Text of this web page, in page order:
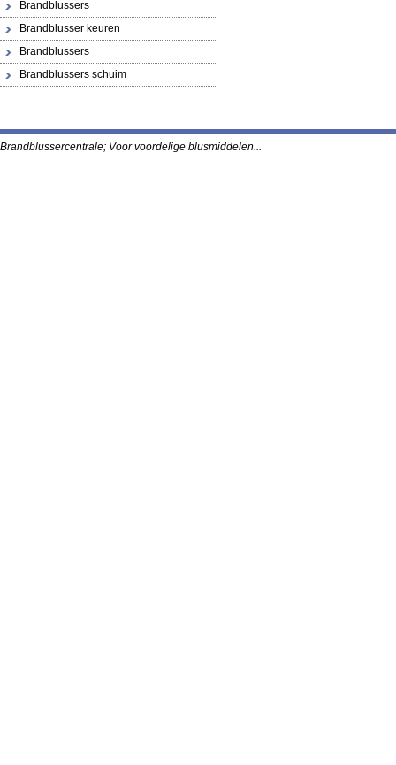
Brandblussers
Brandblusser keuren
Brandblussers
Brandblussers schuim
Brandblussercentrale; Voor voordelige